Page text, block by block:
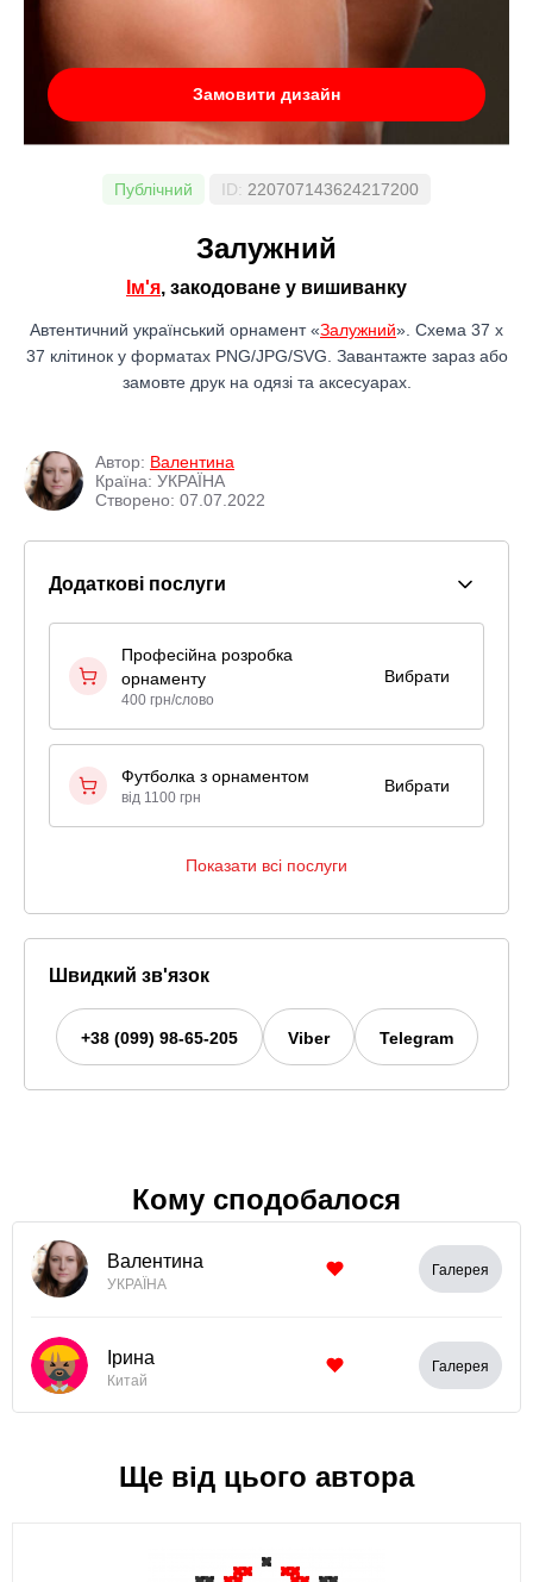
Замовити дизайн
Публічний ID: 220707143624217200
Залужний
Ім'я, закодоване у вишиванку
Автентичний український орнамент «Залужний». Схема 37 x
37 клітинок у форматах PNG/JPG/SVG. Завантажте зараз або
замовте друк на одязі та аксесуарах.
Автор: Валентина
Країна: УКРАЇНА
Створено: 07.07.2022
Додаткові послуги
Професійна розробка
орнаменту
400 грн/слово
Вибрати
Футболка з орнаментом
від 1100 грн
Вибрати
Показати всі послуги
Швидкий зв'язок
+38 (099) 98-65-205 Viber Telegram
Кому сподобалося
Валентина
УКРАЇНА
Галерея
Ірина
Китай
Галерея
Ще від цього автора